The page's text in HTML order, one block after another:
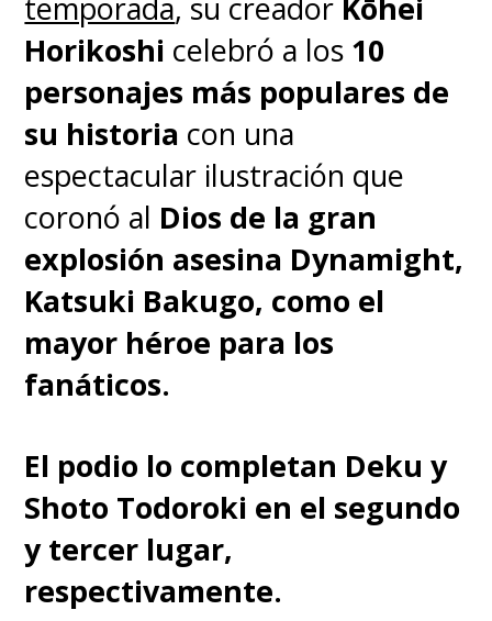
Mosqueteros", " Los
Mosqueteros del Rey" y "
Hombre de la Máscara de
Hierro".
El editor de Acción Cómics,
Claudio Álvarez, confirmó a
SuperGeekque esta edición
también contará con una
biografía de Arturo del Castillo,
quien será retratado porItalo
Ahumada(Mortis: Eterno
Retorno), y sumará un reportaje
de tres páginas sobre la edad de
temporada, su creador Kōhei
Horikoshi celebró a los 10
personajes más populares de
su historia con una
espectacular ilustración que
coronó al Dios de la gran
explosión asesina Dynamight,
Katsuki Bakugo, como el
mayor héroe para los
fanáticos.
El podio lo completan Deku y
Shoto Todoroki en el segundo
y tercer lugar,
respectivamente.